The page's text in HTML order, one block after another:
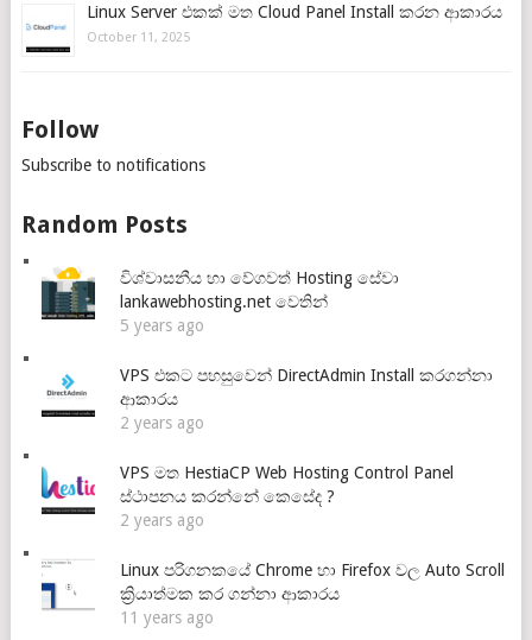
Linux Server එකක් මත Cloud Panel Install කරන ආකාරය
October 11, 2025
Follow
Subscribe to notifications
Random Posts
විශ්වාසනීය හා වේගවත් Hosting සේවා
lankawebhosting.net වෙතින්
5 years ago
VPS එකට පහසුවෙන් DirectAdmin Install කරගන්නා
ආකාරය
2 years ago
VPS මත HestiaCP Web Hosting Control Panel
ස්ථාපනය කරන්නේ කෙසේද ?
2 years ago
Linux පරිගනකයේ Chrome හා Firefox වල Auto Scroll
ක්‍රියාත්මක කර ගන්නා ආකාරය
11 years ago